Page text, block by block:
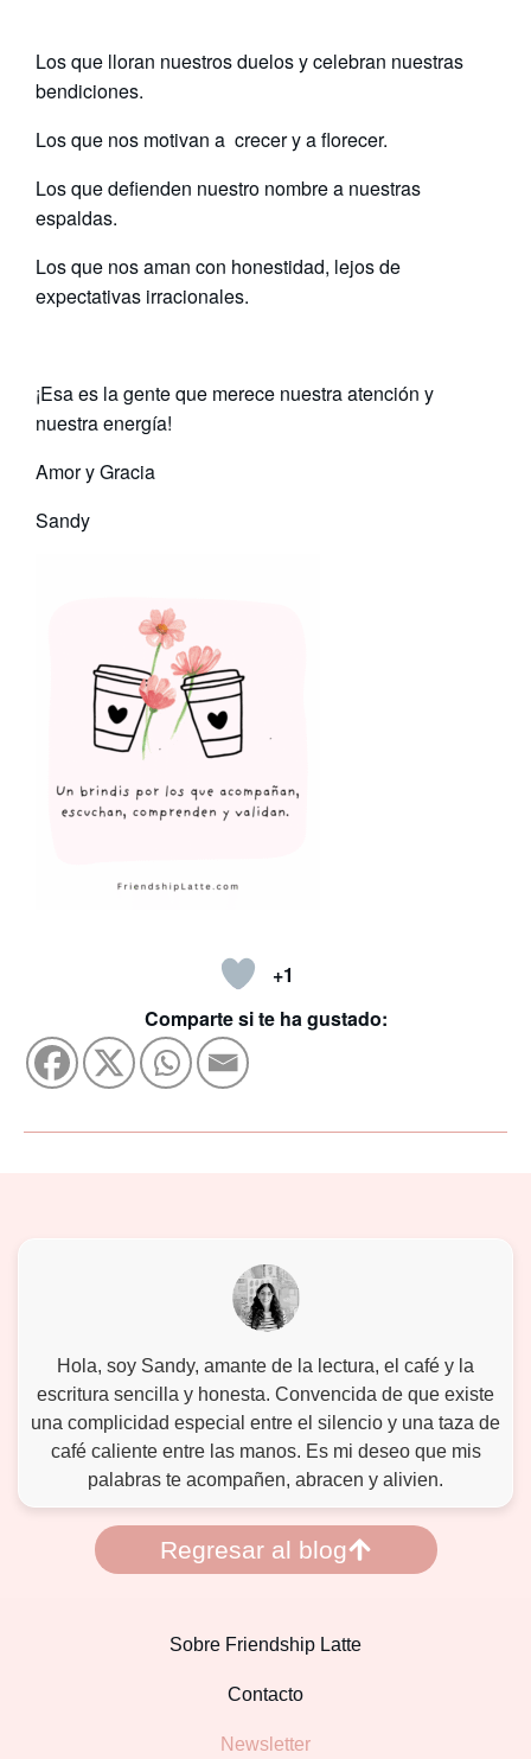
Los que lloran nuestros duelos y celebran nuestras
bendiciones.
Los que nos motivan a crecer y a florecer.
Los que defienden nuestro nombre a nuestras
espaldas.
Los que nos aman con honestidad, lejos de
expectativas irracionales.
¡Esa es la gente que merece nuestra atención y
nuestra energía!
Amor y Gracia
Sandy
+1
Comparte si te ha gustado:
Hola, soy Sandy, amante de la lectura, el café y la
escritura sencilla y honesta. Convencida de que existe
una complicidad especial entre el silencio y una taza de
café caliente entre las manos. Es mi deseo que mis
palabras te acompañen, abracen y alivien.
Regresar al blog
Sobre Friendship Latte
Contacto
Newsletter